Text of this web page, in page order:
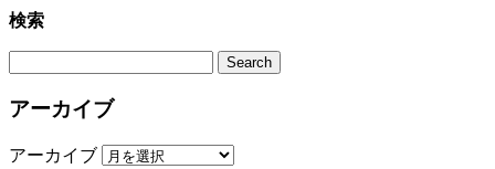
検索
アーカイブ
アーカイブ